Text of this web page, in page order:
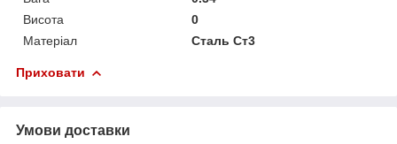
Висота
0
Матеріал
Сталь Ст3
Приховати
Умови доставки